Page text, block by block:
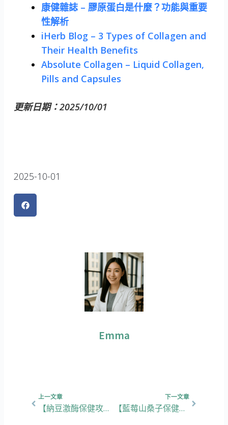
康健雜誌 – 膠原蛋白是什麼？功能與重要
性解析
iHerb Blog – 3 Types of Collagen and
Their Health Benefits
Absolute Collagen – Liquid Collagen,
Pills and Capsules
更新日期：2025/10/01
2025-10-01
Emma
上一文章
【納豆激酶保健攻略】5大功效、挑選重點，教你點樣預防血管堵塞！
下一文章
【藍莓山桑子保健攻略】5大功效、挑選重點，教你輕鬆舒緩眼睛疲勞！